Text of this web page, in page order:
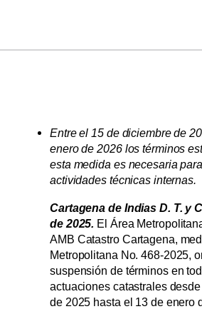
Entre el 15 de diciembre de
enero de 2026 los términos
esta medida es necesaria
actividades técnicas internas.
Cartagena de Indias D. T. y
de 2025. El Área
AMB Catastro Cartagena,
Metropolitana No. 468-2025,
suspensión de términos en
actuaciones catastrales
de 2025 hasta el 13 de enero